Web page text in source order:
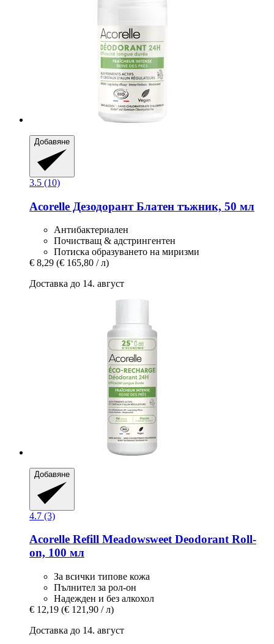
Добавяне
3.5 (10)
Acorelle Дезодорант Блатен тъжник, 50 мл
Антибактериален
Почистващ & адстрингентен
Потиска образуването на миризми
€ 8,29 (€ 165,80 / л)
Доставка до 14. август
Добавяне
4.7 (3)
Acorelle Refill Meadowsweet Deodorant Roll-​
on, 100 мл
За всички типове кожа
Пълнител за рол-он
Надежден и без алкохол
€ 12,19 (€ 121,90 / л)
Доставка до 14. август